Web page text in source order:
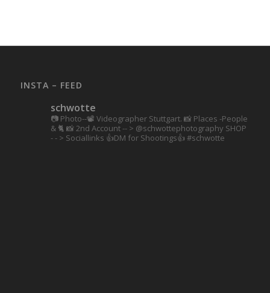
INSTA – FEED
schwotte
📷 Photo--📽️ Videographer Stuttgart. 📸 Places -People
& 🐈 📸 2nd Account-- > @schwottephotography SHOP
- - > Sociallinks 👍DM for Shootings👍 #schwotte